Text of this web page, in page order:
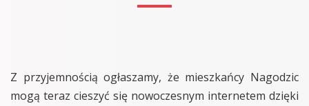
Z przyjemnością ogłaszamy, że mieszkańcy Nagodzic
mogą teraz cieszyć się nowoczesnym internetem dzięki